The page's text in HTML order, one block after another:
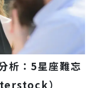
析：5星座難忘
）